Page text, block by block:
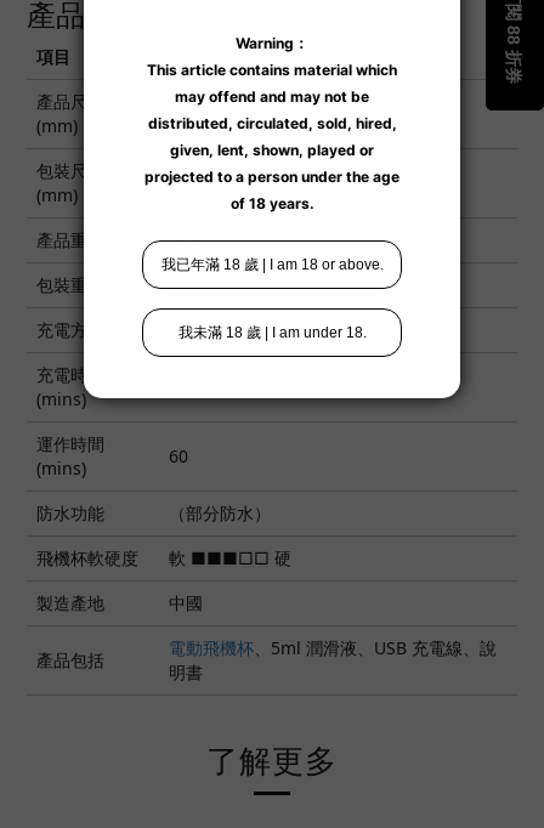
產品規格
項目
產品尺寸
(mm)
210 x 66 x 66
包裝尺寸
(mm)
250 x 100 x 80
產品重量 (g)
347
包裝重量 (g)
465
充電方式
USB 針孔式充電
充電時間
(mins)
運作時間
(mins)
60
防水功能
（部分防水）
飛機杯軟硬度
軟 ■■■□□ 硬
製造產地
中國
產品包括
電動飛機杯、5ml 潤滑液、USB 充電線、說
明書
了解更多